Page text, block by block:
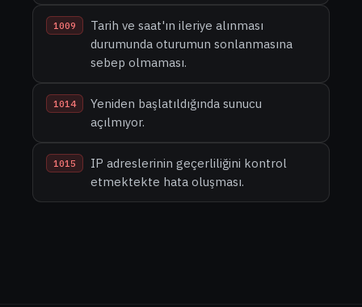
1009
Tarih ve saat'ın ileriye alınması
durumunda oturumun sonlanmasına
sebep olmaması.
1014
Yeniden başlatıldığında sunucu
açılmıyor.
1015
IP adreslerinin geçerliliğini kontrol
etmektekte hata oluşması.